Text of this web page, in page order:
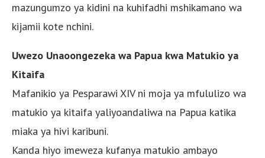
mazungumzo ya kidini na kuhifadhi mshikamano wa
kijamii kote nchini.
Uwezo Unaoongezeka wa Papua kwa Matukio ya
Kitaifa
Mafanikio ya Pesparawi XIV ni moja ya mfululizo wa
matukio ya kitaifa yaliyoandaliwa na Papua katika
miaka ya hivi karibuni.
Kanda hiyo imeweza kufanya matukio ambayo